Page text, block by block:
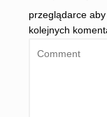
przeglądarce
kolejnych